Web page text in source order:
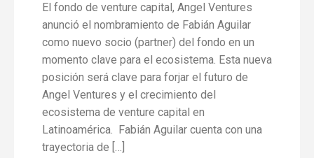
El fondo de venture capital, Angel Ventures
anunció el nombramiento de Fabián Aguilar
como nuevo socio (partner) del fondo en un
momento clave para el ecosistema. Esta nueva
posición será clave para forjar el futuro de
Angel Ventures y el crecimiento del
ecosistema de venture capital en
Latinoamérica. Fabián Aguilar cuenta con una
trayectoria de […]